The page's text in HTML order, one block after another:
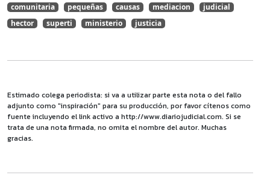
comunitaria
pequeñas causas mediacion
judicial
hector
superti ministerio justicia
Estimado colega periodista: si va a utilizar parte esta nota o del fallo
adjunto como "inspiración" para su producción, por favor cítenos como
fuente incluyendo el link activo a http://www.diariojudicial.com. Si se
trata de una nota firmada, no omita el nombre del autor. Muchas
gracias.